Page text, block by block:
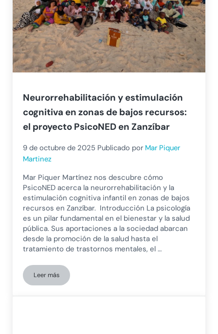
Neurorrehabilitación y estimulación
cognitiva en zonas de bajos recursos:
el proyecto PsicoNED en Zanzíbar
9 de octubre de 2025 Publicado por Mar Piquer
Martinez
Mar Piquer Martínez nos descubre cómo
PsicoNED acerca la neurorrehabilitación y la
estimulación cognitiva infantil en zonas de bajos
recursos en Zanzíbar. Introducción La psicología
es un pilar fundamental en el bienestar y la salud
pública. Sus aportaciones a la sociedad abarcan
desde la promoción de la salud hasta el
tratamiento de trastornos mentales, el …
Leer másNeurorrehabilitación y estimulación cognitiva en zonas de